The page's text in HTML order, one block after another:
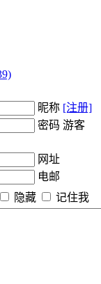
昵称 [注册]
密码 游客
网址
电邮
隐藏 记住我